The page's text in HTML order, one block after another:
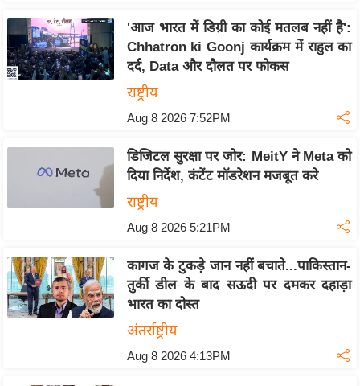
रा
य
ब
खे
के
I
P
L
2
'आज भारत में डिग्री का कोई मतलब नहीं है':
Chhatron ki Goonj कार्यक्रम में राहुल का
दर्द, Data और दौलत पर फोकस
राष्ट्रीय
Aug 8 2026 7:52PM
डिजिटल सुरक्षा पर जोर: MeitY ने Meta को
दिया निर्देश, कंटेंट मॉडरेशन मजबूत करे
राष्ट्रीय
Aug 8 2026 5:21PM
कागज के टुकड़े जान नहीं बचाते...पाकिस्तान-
तुर्की डील के बाद सऊदी पर दमकर दहाड़ा
भारत का दोस्त
अंतर्राष्ट्रीय
Aug 8 2026 4:13PM